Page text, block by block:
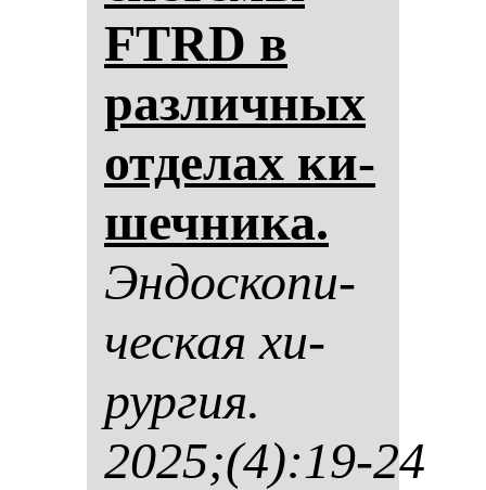
FTRD в
раз­лич­ных
от­де­лах ки­
шеч­ни­ка.
Эн­дос­ко­пи­
чес­кая хи­
рур­гия.
2025;(4):19-24